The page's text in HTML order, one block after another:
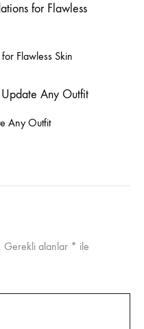
Flawless Skin
Any Outfit
Gerekli alanlar * ile